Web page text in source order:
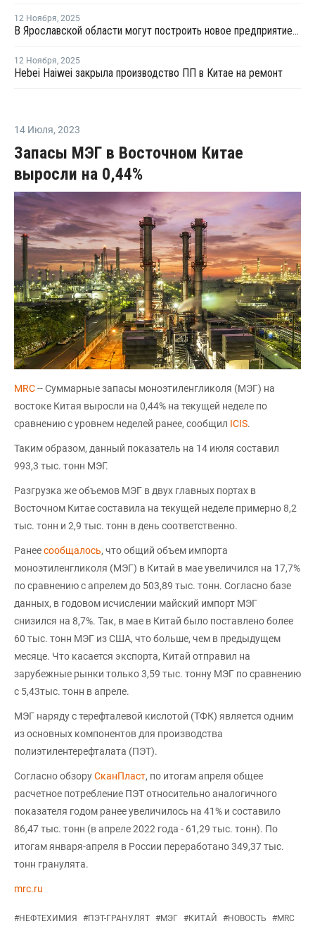
12 Ноября, 2025
В Ярославской области могут построить новое предприятие по производству ПП
12 Ноября, 2025
Hebei Haiwei закрыла производство ПП в Китае на ремонт
14 Июля, 2023
Запасы МЭГ в Восточном Китае
выросли на 0,44%
MRC-- Суммарные запасы моноэтиленгликоля (МЭГ) на
востоке Китая выросли на 0,44% на текущей неделе по
сравнению с уровнем неделей ранее, сообщил ICIS.
Таким образом, данный показатель на 14 июля составил
993,3 тыс. тонн МЭГ.
Разгрузка же объемов МЭГ в двух главных портах в
Восточном Китае составила на текущей неделе примерно 8,2
тыс. тонн и 2,9 тыс. тонн в день соответственно.
Ранеесообщалось, что общий объем импорта
моноэтиленгликоля (МЭГ) в Китай в мае увеличился на 17,7%
по сравнению с апрелем до 503,89 тыс. тонн. Согласно базе
данных, в годовом исчислении майский импорт МЭГ
снизился на 8,7%. Так, в мае в Китай было поставлено более
60 тыс. тонн МЭГ из США, что больше, чем в предыдущем
месяце. Что касается экспорта, Китай отправил на
зарубежные рынки только 3,59 тыс. тонну МЭГ по сравнению
с 5,43тыс. тонн в апреле.
МЭГ наряду с терефталевой кислотой (ТФК) является одним
из основных компонентов для производства
полиэтилентерефталата (ПЭТ).
Согласно обзоруСканПласт, по итогам апреля общее
расчетное потребление ПЭТ относительно аналогичного
показателя годом ранее увеличилось на 41% и составило
86,47 тыс. тонн (в апреле 2022 года - 61,29 тыс. тонн). По
итогам января-апреля в России переработано 349,37 тыс.
тонн гранулята.
mrc.ru
#НЕФТЕХИМИЯ #ПЭТ-ГРАНУЛЯТ #МЭГ #КИТАЙ #НОВОСТЬ #MRC